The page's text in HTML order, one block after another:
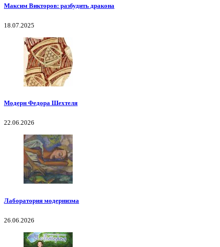
Максим Викторов: разбудить дракона
18.07.2025
Модерн Федора Шехтеля
22.06.2026
Лаборатория модернизма
26.06.2026